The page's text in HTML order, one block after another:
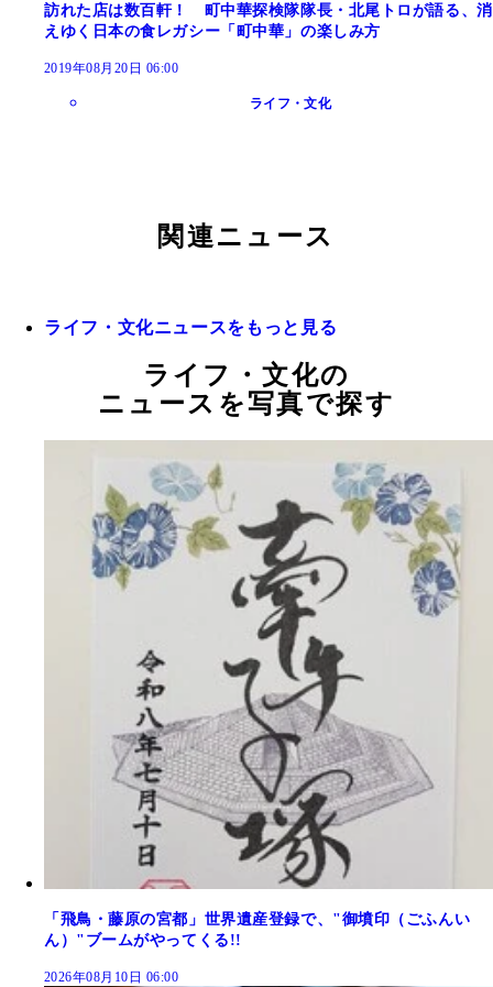
訪れた店は数百軒！ 町中華探検隊隊長・北尾トロが語る、消
えゆく日本の食レガシー「町中華」の楽しみ方
2019年08月20日 06:00
ライフ・文化
関連ニュース
ライフ・文化ニュースをもっと見る
ライフ・文化の
ニュースを写真で探す
「飛鳥・藤原の宮都」世界遺産登録で、"御墳印（ごふんい
ん）"ブームがやってくる!!
2026年08月10日 06:00